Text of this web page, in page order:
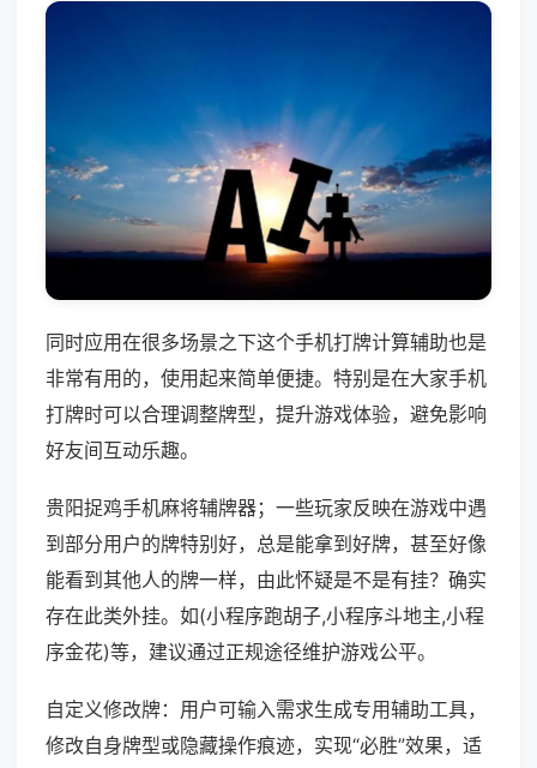
同时应用在很多场景之下这个手机打牌计算辅助也是
非常有用的，使用起来简单便捷。特别是在大家手机
打牌时可以合理调整牌型，提升游戏体验，避免影响
好友间互动乐趣。
贵阳捉鸡手机麻将辅牌器；一些玩家反映在游戏中遇
到部分用户的牌特别好，总是能拿到好牌，甚至好像
能看到其他人的牌一样，由此怀疑是不是有挂？确实
存在此类外挂。如(小程序跑胡子,小程序斗地主,小程
序金花)等，建议通过正规途径维护游戏公平。
自定义修改牌：用户可输入需求生成专用辅助工具，
修改自身牌型或隐藏操作痕迹，实现“必胜”效果，适